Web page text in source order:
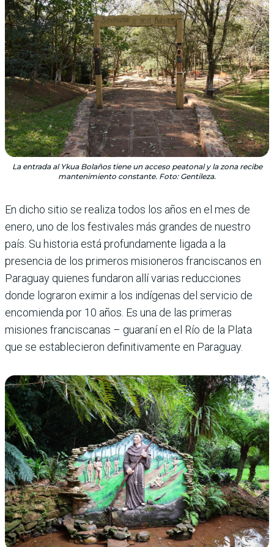
La entrada al Ykua Bolaños tiene un acceso peatonal y la zona recibe
mantenimiento constante. Foto: Gentileza.
En dicho sitio se realiza todos los años en el mes de
enero, uno de los festivales más grandes de nuestro
país. Su historia está profundamente ligada a la
presencia de los primeros misioneros franciscanos en
Paraguay quienes fundaron allí varias reducciones
donde lograron eximir a los indígenas del servicio de
encomienda por 10 años. Es una de las primeras
misiones franciscanas – guaraní en el Río de la Plata
que se establecieron definitivamente en Paraguay.